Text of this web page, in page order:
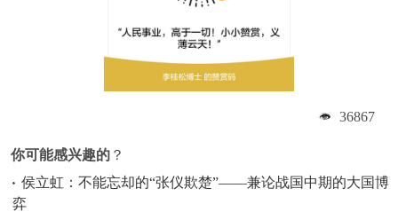
36867
你可能感兴趣的 ？
侯立虹：不能忘却的“张仪欺楚”——兼论战国中期的大国博
弈